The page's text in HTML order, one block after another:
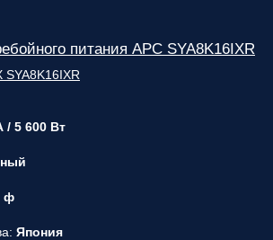
питания APC SYA8K16IXR
/ 5 600 Вт
ф
Япония